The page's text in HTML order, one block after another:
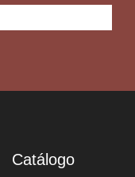
Catálogo